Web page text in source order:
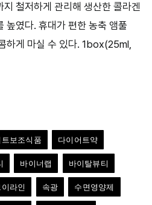
철저하게 관리해 생산한 콜라겐
높였다. 휴대가 편한 농축 앰풀
하게 마실 수 있다. 1box(25ml,
보조식품 다이어트약
바이너랩 바이탈뷰티
이라인 속광 수면영양제